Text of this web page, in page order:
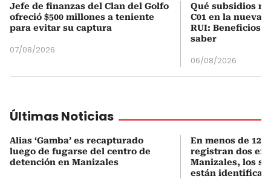
Jefe de finanzas del Clan del Golfo
ofreció $500 millones a teniente
para evitar su captura
07/08/2026
Qué subsidios
C01 en la nueva
RUI: Beneficios
saber
06/08/2026
Últimas Noticias
Alias ‘Gamba’ es recapturado
luego de fugarse del centro de
detención en Manizales
En menos de 12
registran dos
Manizales, los
están